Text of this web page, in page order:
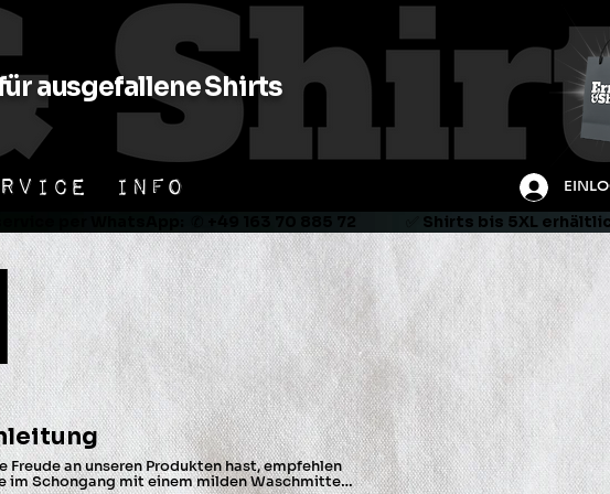
ausgefallene Shirts
INFO
per WhatsApp:  ✆ +49 163 70 885 72               ✅ Shirts bis
Freude an unseren Produkten hast, empfehlen
im Schongang mit einem milden Waschmittel